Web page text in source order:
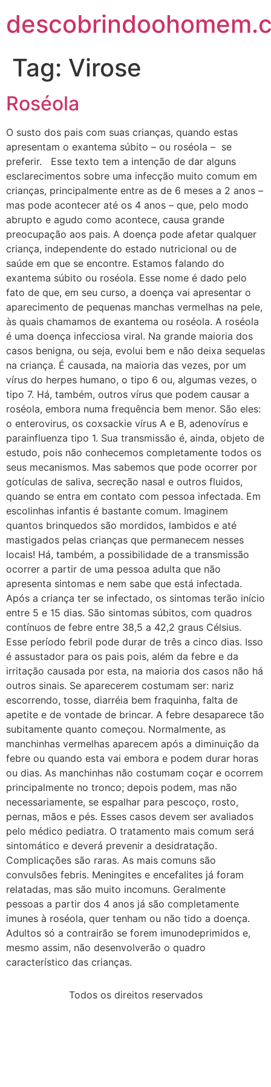
Tag: Virose
Roséola
O susto dos pais com suas crianças, quando estas
apresentam o exantema súbito – ou roséola – se
preferir. Esse texto tem a intenção de dar alguns
esclarecimentos sobre uma infecção muito comum em
crianças, principalmente entre as de 6 meses a 2 anos –
mas pode acontecer até os 4 anos – que, pelo modo
abrupto e agudo como acontece, causa grande
preocupação aos pais. A doença pode afetar qualquer
criança, independente do estado nutricional ou de
saúde em que se encontre. Estamos falando do
exantema súbito ou roséola. Esse nome é dado pelo
fato de que, em seu curso, a doença vai apresentar o
aparecimento de pequenas manchas vermelhas na pele,
às quais chamamos de exantema ou roséola. A roséola
é uma doença infecciosa viral. Na grande maioria dos
casos benigna, ou seja, evolui bem e não deixa sequelas
na criança. É causada, na maioria das vezes, por um
vírus do herpes humano, o tipo 6 ou, algumas vezes, o
tipo 7. Há, também, outros vírus que podem causar a
roséola, embora numa frequência bem menor. São eles:
o enterovirus, os coxsackie vírus A e B, adenovírus e
parainfluenza tipo 1. Sua transmissão é, ainda, objeto de
estudo, pois não conhecemos completamente todos os
seus mecanismos. Mas sabemos que pode ocorrer por
gotículas de saliva, secreção nasal e outros fluidos,
quando se entra em contato com pessoa infectada. Em
escolinhas infantis é bastante comum. Imaginem
quantos brinquedos são mordidos, lambidos e até
mastigados pelas crianças que permanecem nesses
locais! Há, também, a possibilidade de a transmissão
ocorrer a partir de uma pessoa adulta que não
apresenta sintomas e nem sabe que está infectada.
Após a criança ter se infectado, os sintomas terão início
entre 5 e 15 dias. São sintomas súbitos, com quadros
contínuos de febre entre 38,5 a 42,2 graus Célsius.
Esse período febril pode durar de três a cinco dias. Isso
é assustador para os pais pois, além da febre e da
irritação causada por esta, na maioria dos casos não há
outros sinais. Se aparecerem costumam ser: nariz
escorrendo, tosse, diarréia bem fraquinha, falta de
apetite e de vontade de brincar. A febre desaparece tão
subitamente quanto começou. Normalmente, as
manchinhas vermelhas aparecem após a diminuição da
febre ou quando esta vai embora e podem durar horas
ou dias. As manchinhas não costumam coçar e ocorrem
principalmente no tronco; depois podem, mas não
necessariamente, se espalhar para pescoço, rosto,
pernas, mãos e pés. Esses casos devem ser avaliados
pelo médico pediatra. O tratamento mais comum será
sintomático e deverá prevenir a desidratação.
Complicações são raras. As mais comuns são
convulsões febris. Meningites e encefalites já foram
relatadas, mas são muito incomuns. Geralmente
pessoas a partir dos 4 anos já são completamente
imunes à roséola, quer tenham ou não tido a doença.
Adultos só a contrairão se forem imunodeprimidos e,
mesmo assim, não desenvolverão o quadro
característico das crianças.
Todos os direitos reservados